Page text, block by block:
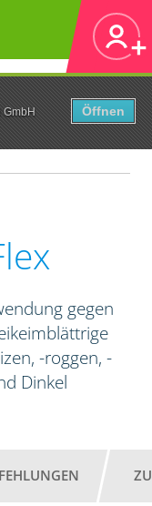
GmbH
Öffnen
gegen
-roggen, -
Dinkel